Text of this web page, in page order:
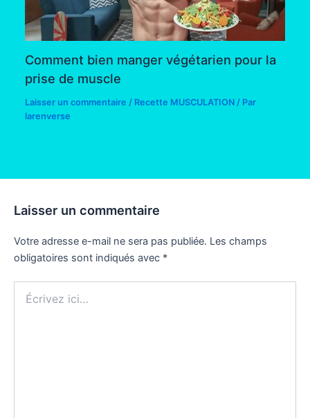
Comment bien manger végétarien pour la
prise de muscle
Laisser un commentaire / Recette MUSCULATION / Par
larenverse
Laisser un commentaire
Votre adresse e-mail ne sera pas publiée. Les champs
obligatoires sont indiqués avec *
ici…